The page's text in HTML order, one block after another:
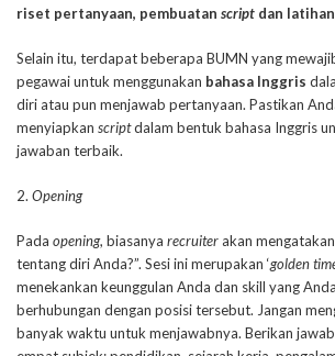
riset pertanyaan, pembuatan script dan
Selain itu, terdapat beberapa BUMN yang
pegawai untuk menggunakan bahasa Inggris
diri atau pun menjawab pertanyaan. Pastikan
menyiapkan scriptdalam bentuk bahasa Inggris
jawaban terbaik.
2. Opening
Pada opening, biasanya recruiterakan
tentang diri Anda?”. Sesi ini merupakan ‘golden
menekankan keunggulan Anda dan skill yang
berhubungan dengan posisi tersebut. Jangan
banyak waktu untuk menjawabnya. Berikan